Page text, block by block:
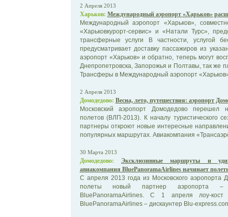
2 Апреля 2013
Харьков: Международный аэропорт «Харьков»
Международный аэропорт «Харьков»,
«Харьковкурорт-сервис» и «Натали Турс»,
трансферные услуги В частности, услугой
предусматривает доставку пассажиров из
аэропорт «Харьков» и обратно, теперь могут
Днепропетровска, Запорожья и Полтавы, так же
Трансферы в Международный аэропорт
2 Апреля 2013
Домодедово: Весна, лето, путешествия: аэропорт
Московский аэропорт Домодедово перешел
полетов (ВЛП-2013). К началу туристического
партнеры откроют новые интересные
популярных маршрутах. Авиакомпания
30 Марта 2013
Домодедово:
Эксклюзивные маршруты и
авиакомпания BluePanoramaAirlines начинает
С апреля 2013 года из Московского аэропорта
полеты новый партнер аэропорта –
BluePanoramaAirlines. С 1 апреля лоу-кост
BluePanoramaAirlines – дискаунтер Blu-